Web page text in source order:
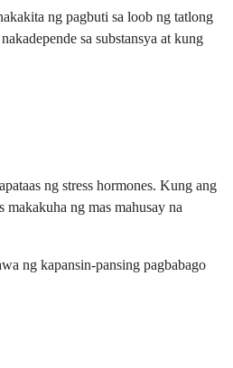
ng pagbuti sa loob ng tatlong
sa substansya at kung
ng stress hormones. Kung ang
ng mas mahusay na
ng kapansin-pansing pagbabago